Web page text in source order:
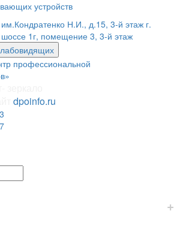
устройств
им.Кондратенко Н.И., д.15, 3-й этаж г.
1г, помещение 3, 3-й этаж
профессиональной
dpoinfo.ru
+